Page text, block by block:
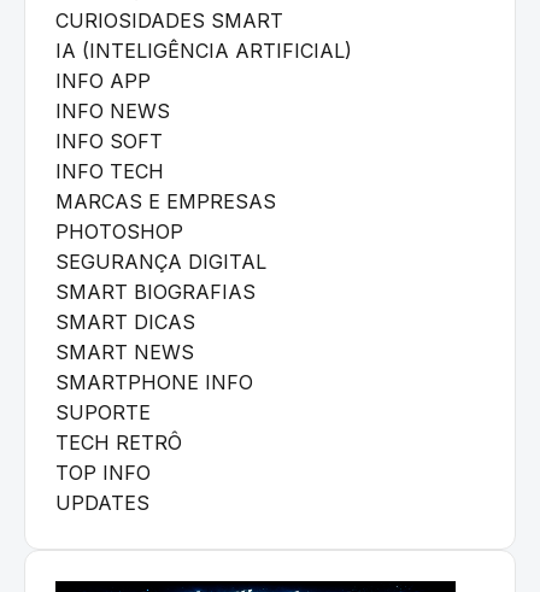
CURIOSIDADES SMART
IA (INTELIGÊNCIA ARTIFICIAL)
INFO APP
INFO NEWS
INFO SOFT
INFO TECH
MARCAS E EMPRESAS
PHOTOSHOP
SEGURANÇA DIGITAL
SMART BIOGRAFIAS
SMART DICAS
SMART NEWS
SMARTPHONE INFO
SUPORTE
TECH RETRÔ
TOP INFO
UPDATES